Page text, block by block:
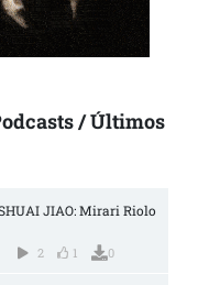
/ Últimos
JIAO: Mirari Riolo
2 1 0